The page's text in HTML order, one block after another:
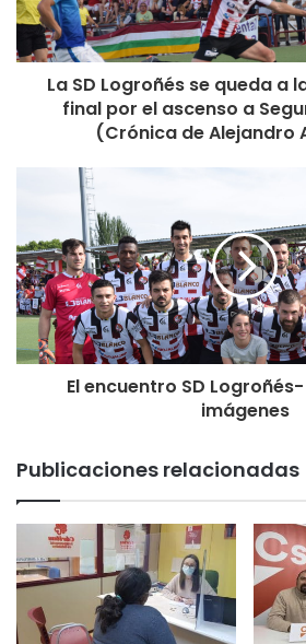
La SD Logroñés se queda a
final por el ascenso a
(Crónica de Alejandro
El encuentro SD
imágenes
Publicaciones relacionadas